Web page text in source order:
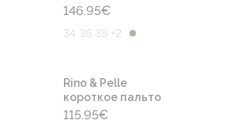
146.95€
34 36 38 +2
Rino & Pelle
короткое пальто
115.95€